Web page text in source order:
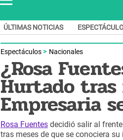
ÚLTIMAS NOTICIAS
Espectáculos Nacionales
¿Rosa
Hurtado
Empresaria
Rosa Fuentes decidió salir al
tras meses de que se conociera